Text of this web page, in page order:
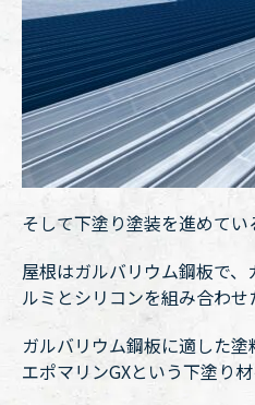
そして下塗り塗装を進めてい
屋根はガルバリウム鋼板で
ルミとシリコンを組み合わせ
ガルバリウム鋼板に適した
エポマリンGXという下塗り材